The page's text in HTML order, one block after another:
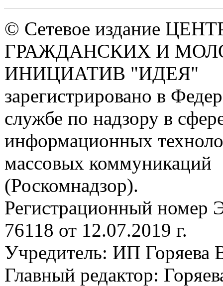
© Сетевое издание
ГРАЖДАНСКИХ И
ИНИЦИАТИВ "ИДЕЯ"
зарегистрировано в
службе по надзору в
информационных
массовых коммуникаций
(Роскомнадзор).
Регистрационный
76118 от 12.07.2019 г.
Учредитель: ИП Горяева
Главный редактор: